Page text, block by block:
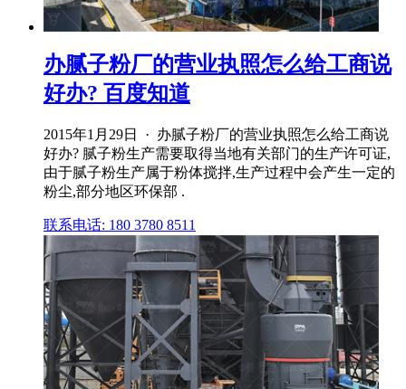
办腻子粉厂的营业执照怎么给工商说
好办? 百度知道
2015年1月29日 · 办腻子粉厂的营业执照怎么给工商说
好办? 腻子粉生产需要取得当地有关部门的生产许可证,
由于腻子粉生产属于粉体搅拌,生产过程中会产生一定的
粉尘,部分地区环保部 .
联系电话: 180 3780 8511